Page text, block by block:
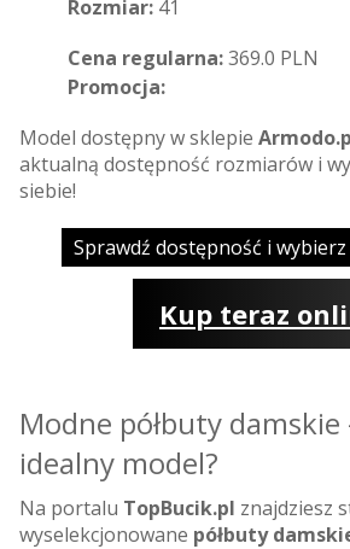
Rozmiar: 41
Cena regularna:369.0 PLN
Promocja:
Model dostępny w sklepie
aktualną dostępność rozmiarów i
siebie!
Sprawdź dostępność i
Kup teraz
Modne półbuty
idealny model?
Na portalu TopBucik.pl znajdziesz
wyselekcjonowane półbuty